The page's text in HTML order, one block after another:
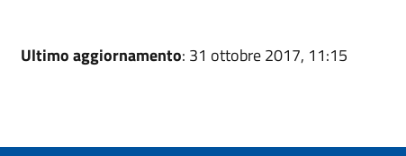
Ultimo aggiornamento: 31 ottobre 2017, 11:15